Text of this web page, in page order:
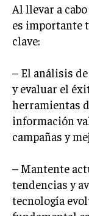
Al llevar a
es importante
clave:
– El análisis
y evaluar el
herramientas
información
campañas y
– Mantente
tendencias y
tecnología